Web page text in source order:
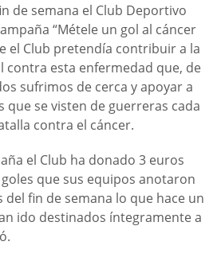
de semana el Club Deportivo
“Métele un gol al cáncer
el Club pretendía contribuir a la
contra esta enfermedad que, de
sufrimos de cerca y apoyar a
que se visten de guerreras cada
contra el cáncer.
el Club ha donado 3 euros
que sus equipos anotaron
fin de semana lo que hace un
ido destinados íntegramente a